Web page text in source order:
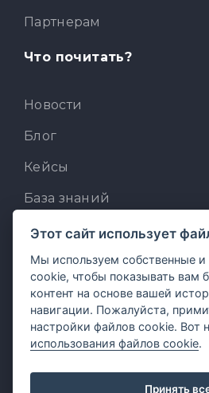
Партнерам
Что почитать?
Новости
Блог
Кейсы
База знаний
Для разработчиков
Встроенный AI-ассистент
MCP для AI-клиентов
Отзывы и предложения
Этот сайт использует
Мы используем собственные
cookie, чтобы показывать вам
контент на основе вашей
навигации. Пожалуйста,
настройки файлов cookie. Вот
использования файлов cookie.
Принять